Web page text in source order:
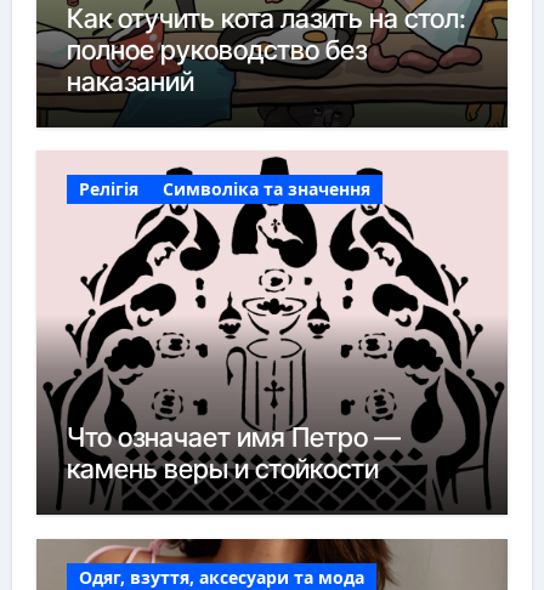
Как отучить кота лазить на стол:
полное руководство без
наказаний
Релігія Символіка та значення
Что означает имя Петро —
камень веры и стойкости
Одяг, взуття, аксесуари та мода